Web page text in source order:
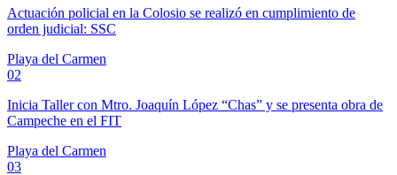
Actuación policial en la Colosio se realizó en cumplimiento de
orden judicial: SSC
Playa del Carmen
02
Inicia Taller con Mtro. Joaquín López “Chas” y se presenta obra de
Campeche en el FIT
Playa del Carmen
03